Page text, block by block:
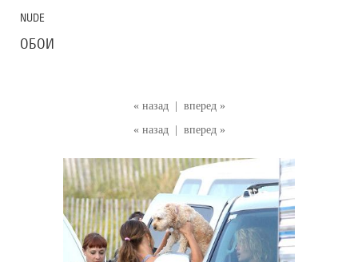
« назад
вперед »
« назад
вперед »
NUDE
ОБОИ